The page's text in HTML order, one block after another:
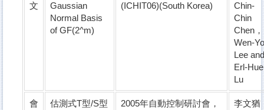
文
Gaussian
Normal Basis
of GF(2^m)
(ICHIT06)(South Korea)
Chin-
Chin
Chen，
Wen-Yo
Lee and
Erl-
Lu
會
估測式T型/S型
2005年自動控制研討會，
李文猶